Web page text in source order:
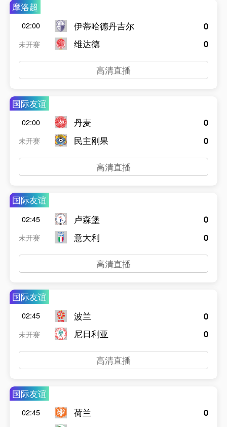
摩洛超
02:00
未开赛
伊蒂哈德丹吉尔
维达德
0
0
高清直播
国际友谊
02:00
未开赛
丹麦
民主刚果
0
0
高清直播
国际友谊
02:45
未开赛
卢森堡
意大利
0
0
高清直播
国际友谊
02:45
未开赛
波兰
尼日利亚
0
0
高清直播
国际友谊
02:45
荷兰
0